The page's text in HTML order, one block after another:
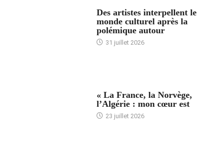
Des artistes interpellent le
monde culturel après la
polémique autour
31 juillet 2026
« La France, la Norvège,
l’Algérie : mon cœur est
23 juillet 2026